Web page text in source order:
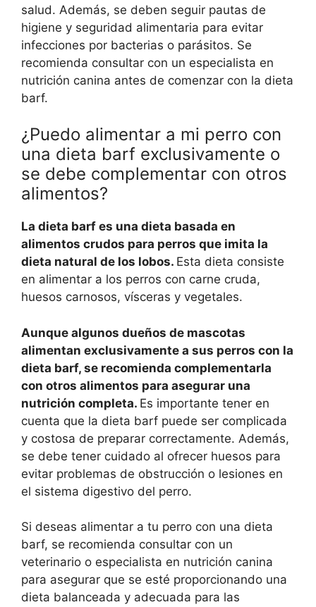
salud. Además, se deben seguir pautas de
higiene y seguridad alimentaria para evitar
infecciones por bacterias o parásitos. Se
recomienda consultar con un especialista en
nutrición canina antes de comenzar con la dieta
barf.
¿Puedo alimentar a mi perro con
una dieta barf exclusivamente o
se debe complementar con otros
alimentos?
La dieta barf es una dieta basada en
alimentos crudos para perros que imita la
dieta natural de los lobos. Esta dieta consiste
en alimentar a los perros con carne cruda,
huesos carnosos, vísceras y vegetales.
Aunque algunos dueños de mascotas
alimentan exclusivamente a sus perros con la
dieta barf, se recomienda complementarla
con otros alimentos para asegurar una
nutrición completa. Es importante tener en
cuenta que la dieta barf puede ser complicada
y costosa de preparar correctamente. Además,
se debe tener cuidado al ofrecer huesos para
evitar problemas de obstrucción o lesiones en
el sistema digestivo del perro.
Si deseas alimentar a tu perro con una dieta
barf, se recomienda consultar con un
veterinario o especialista en nutrición canina
para asegurar que se esté proporcionando una
dieta balanceada y adecuada para las